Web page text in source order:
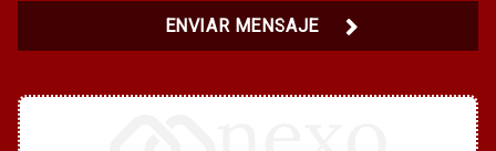
ENVIAR MENSAJE